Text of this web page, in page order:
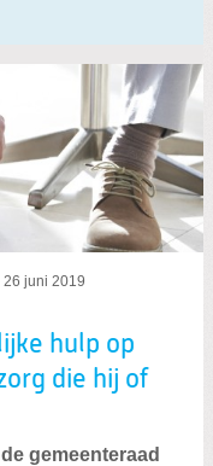
26 juni 2019
hulp op
die hij of
gemeenteraad